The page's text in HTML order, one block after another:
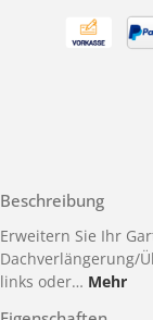
Beschreibung
Erweitern Sie Ihr
Dachverlängerung/
links oder… Mehr